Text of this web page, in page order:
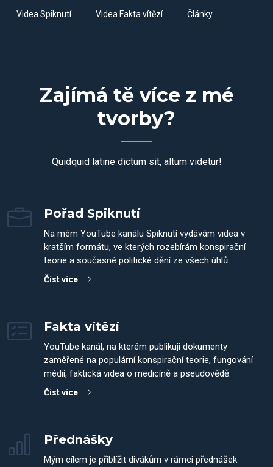
Videa Spiknutí Videa Fakta vítězí Články
Zajímá tě více z mé
tvorby?
Quidquid latine dictum sit, altum videtur!
Pořad Spiknutí
Na mém YouTube kanálu Spiknutí vydávám videa v
kratším formátu, ve kterých rozebírám konspirační
teorie a současné politické dění ze všech úhlů.
Číst více
Fakta vítězí
YouTube kanál, na kterém publikuji dokumenty
zaměřené na populární konspirační teorie, fungování
médií, faktická videa o medicíně a pseudovědě.
Číst více
Přednášky
Mým cílem je přiblížit divákům v rámci přednášek